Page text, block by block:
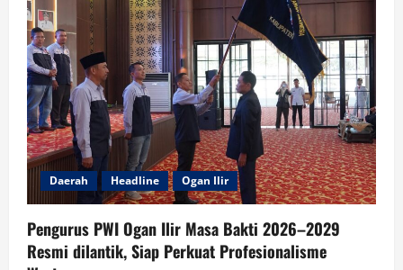
Daerah Headline Ogan Ilir
Pengurus PWI Ogan Ilir Masa Bakti 2026–2029
Resmi dilantik, Siap Perkuat Profesionalisme